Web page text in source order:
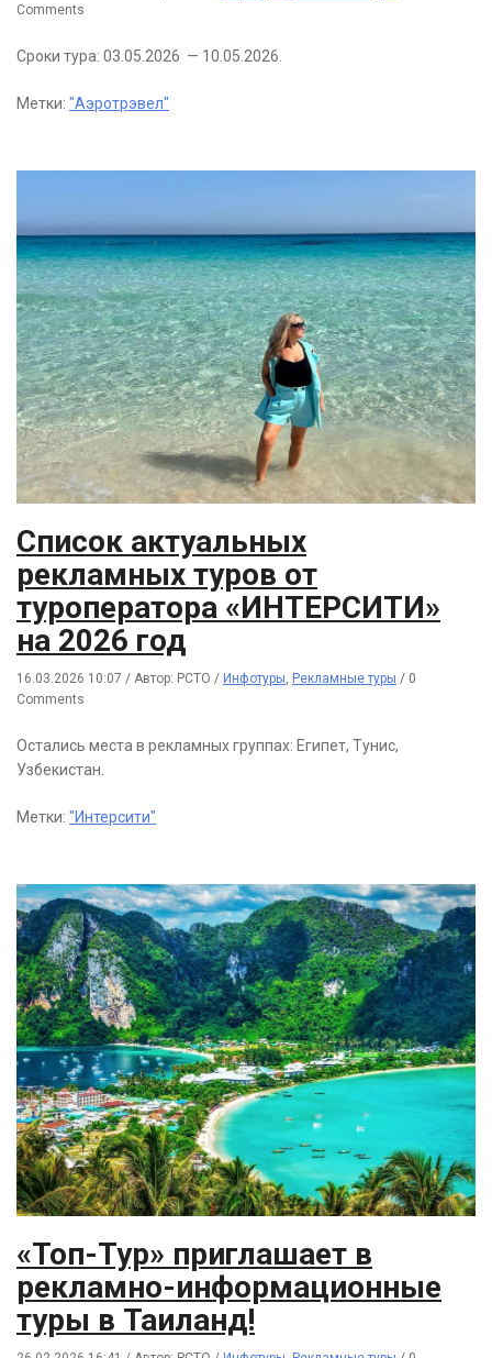
Comments
Сроки тура: 03.05.2026 — 10.05.2026.
Метки: "Аэротрэвел"
Список актуальных
рекламных туров от
туроператора «ИНТЕРСИТИ»
на 2026 год
16.03.2026 10:07 / Автор: РСТО / Инфотуры Рекламные туры / 0
Comments
Остались места в рекламных группах: Египет, Тунис,
Узбекистан.
Метки: "Интерсити"
«Топ-Тур» приглашает в
рекламно-информационные
туры в Таиланд!